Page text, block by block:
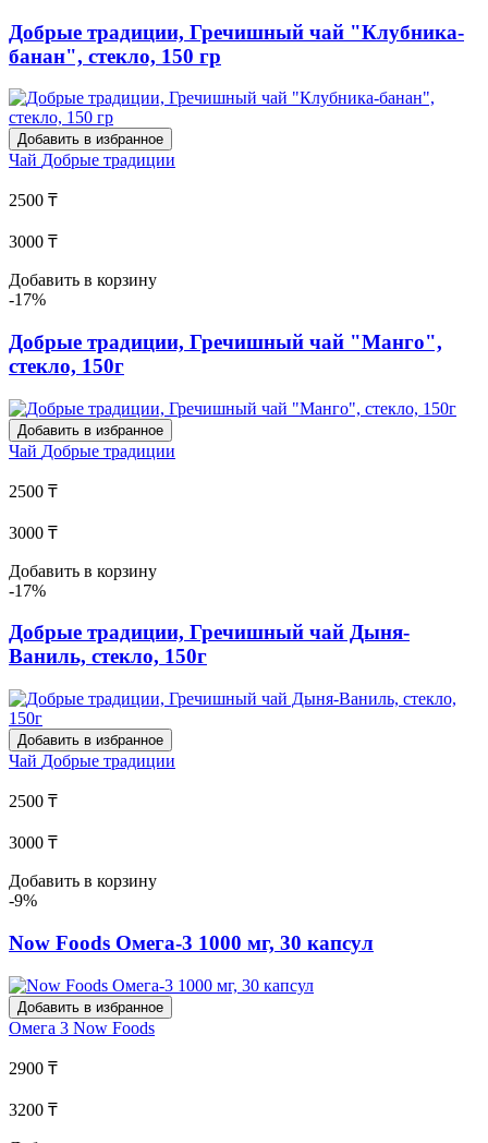
Добрые традиции, Гречишный чай "Клубника-
банан", стекло, 150 гр
Добавить в избранное
Чай Добрые традиции
2500 ₸
3000 ₸
Добавить в корзину
-17%
Добрые традиции, Гречишный чай "Манго",
стекло, 150г
Добавить в избранное
Чай Добрые традиции
2500 ₸
3000 ₸
Добавить в корзину
-17%
Добрые традиции, Гречишный чай Дыня-
Ваниль, стекло, 150г
Добавить в избранное
Чай Добрые традиции
2500 ₸
3000 ₸
Добавить в корзину
-9%
Now Foods Омега-3 1000 мг, 30 капсул
Добавить в избранное
Омега 3 Now Foods
2900 ₸
3200 ₸